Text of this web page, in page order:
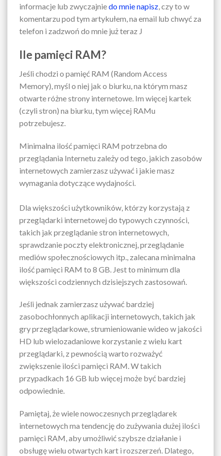
informacje lub zwyczajniedo mnie napisz , czy to w
komentarzu pod tym artykułem, na email lub chwyć za
telefon i zadzwoń do mnie już teraz J
Ile pamięci RAM?
Jeśli chodzi o pamięć RAM (Random Access
Memory), myśl o niej jak o biurku, na którym masz
otwarte różne strony internetowe. Im więcej kartek
(czyli stron) na biurku, tym więcej RAMu
potrzebujesz.
Minimalna ilość pamięci RAM potrzebna do
przeglądania Internetu zależy od tego, jakich zasobów
internetowych zamierzasz używać i jakie masz
wymagania dotyczące wydajności.
Dla większości użytkowników, którzy korzystają z
przeglądarki internetowej do typowych czynności,
takich jak przeglądanie stron internetowych,
sprawdzanie poczty elektronicznej, przeglądanie
mediów społecznościowych itp., zalecana minimalna
ilość pamięci RAM to 8 GB. Jest to minimum dla
większości codziennych dzisiejszych zastosowań.
Jeśli jednak zamierzasz używać bardziej
zasobochłonnych aplikacji internetowych, takich jak
gry przeglądarkowe, strumieniowanie wideo w jakości
HD lub wielozadaniowe korzystanie z wielu kart
przeglądarki, z pewnością warto rozważyć
zwiększenie ilości pamięci RAM. W takich
przypadkach 16 GB lub więcej może być bardziej
odpowiednie.
Pamiętaj, że wiele nowoczesnych przeglądarek
internetowych ma tendencję do zużywania dużej ilości
pamięci RAM, aby umożliwić szybsze działanie i
obsługę wielu otwartych kart i rozszerzeń. Dlatego,